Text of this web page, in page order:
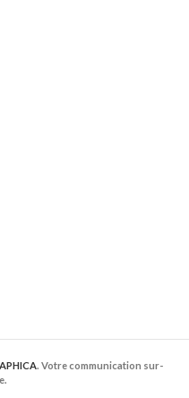
. Votre communication sur-